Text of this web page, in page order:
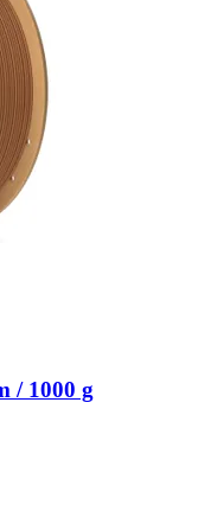
/ 1000 g